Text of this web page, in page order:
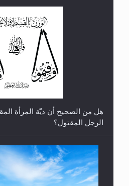
رأيٌ في لغة المسيح الموعود عليه
هل من الصحيح أن ديّة المرأة
الرجل المقتول؟